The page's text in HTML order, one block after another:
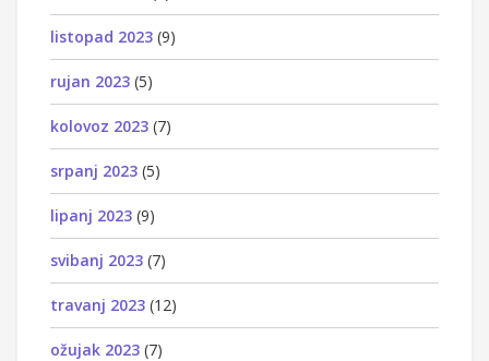
listopad 2023 (9)
rujan 2023 (5)
kolovoz 2023 (7)
srpanj 2023 (5)
lipanj 2023 (9)
svibanj 2023 (7)
travanj 2023 (12)
ožujak 2023 (7)